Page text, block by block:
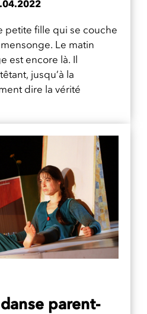
petite fille qui se couche
Le matin
est encore là. Il
jusqu’à la
dire la vérité
parent-